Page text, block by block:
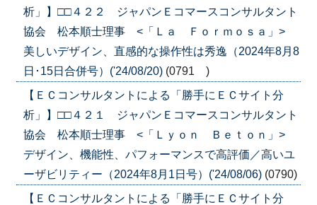
析」】□□４２２ ジャパンＥコマースコンサルタント
協会 松本順士理事 <「Ｌａ Ｆｏｒｍｏｓａ」>
美しいデザイン、直感的な操作性は秀逸（2024年8月8
日･15日合併号）('24/08/20) (0791 )
【ＥＣコンサルタントによる「勝手にＥＣサイト分
析」】□□４２１ ジャパンＥコマースコンサルタント
協会 松本順士理事 <「Ｌｙｏｎ Ｂｅｔｏｎ」>
デザイン、機能性、パフォーマンスで高評価／高いユ
ーザビリティー（2024年8月1日号）('24/08/06) (0790)
【ＥＣコンサルタントによる「勝手にＥＣサイト分